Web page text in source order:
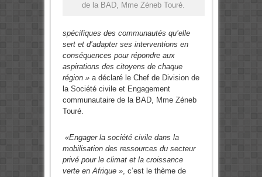
de la BAD, Mme Zéneb Touré.
spécifiques des communautés qu’elle
sert et d’adapter ses interventions en
conséquences pour répondre aux
aspirations des citoyens de chaque
région »a déclaré le Chef de Division de
la Société civile et Engagement
communautaire de la BAD, Mme Zéneb
Touré.
«Engager la société civile dans la
mobilisation des ressources du secteur
privé pour le climat et la croissance
verte en Afrique », c’est le thème de